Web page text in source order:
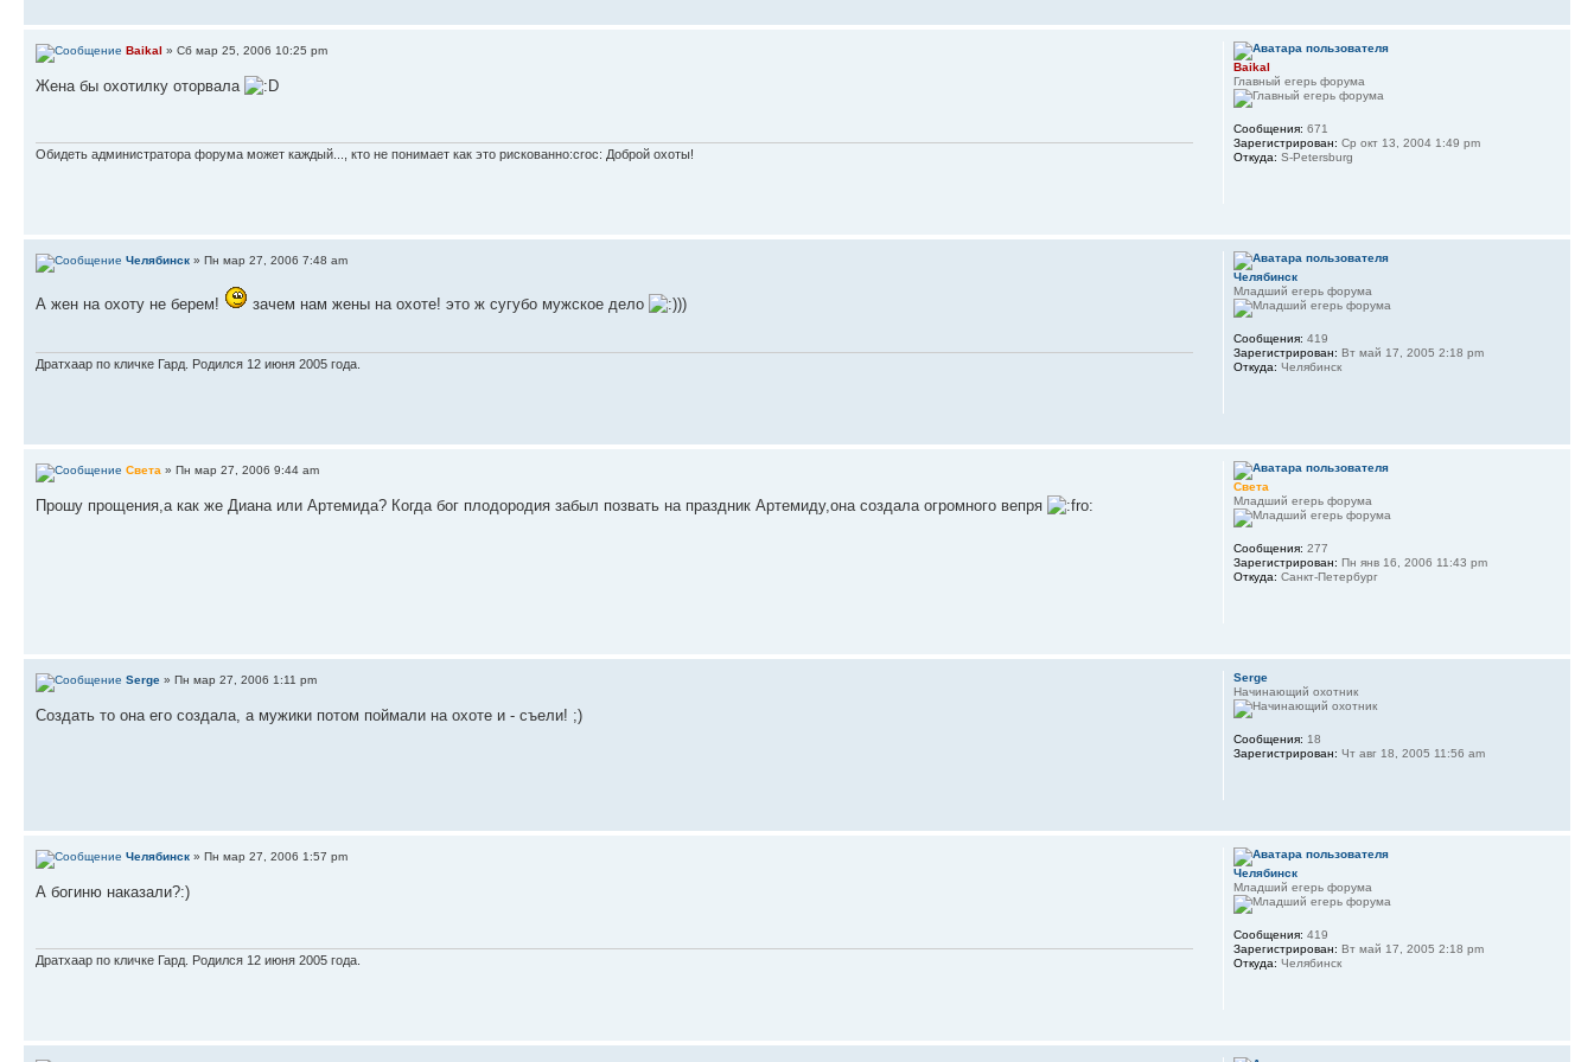
Baikal » Сб мар 25, 2006 10:25 pm
Жена бы охотилку оторвала
Обидеть администратора форума может каждый..., кто не понимает как это рискованно:croc: Доброй охоты!
Baikal
Главный егерь форума
Сообщения: 671
Зарегистрирован: Ср окт 13, 2004 1:49 pm
Откуда: S-Petersburg
Челябинск » Пн мар 27, 2006 7:48 am
А жен на охоту не берем! зачем нам жены на охоте! это ж сугубо мужское дело )
Дратхаар по кличке Гард. Родился 12 июня 2005 года.
Челябинск
Младший егерь форума
Сообщения: 419
Зарегистрирован: Вт май 17, 2005 2:18 pm
Откуда: Челябинск
Света » Пн мар 27, 2006 9:44 am
Прошу прощения,а как же Диана или Артемида? Когда бог плодородия забыл позвать на праздник Артемиду,она создала огромного вепря
Света
Младший егерь форума
Сообщения: 277
Зарегистрирован: Пн янв 16, 2006 11:43 pm
Откуда: Санкт-Петербург
Serge » Пн мар 27, 2006 1:11 pm
Создать то она его создала, а мужики потом поймали на охоте и - съели! ;)
Serge
Начинающий охотник
Сообщения: 18
Зарегистрирован: Чт авг 18, 2005 11:56 am
Челябинск » Пн мар 27, 2006 1:57 pm
А богиню наказали?:)
Дратхаар по кличке Гард. Родился 12 июня 2005 года.
Челябинск
Младший егерь форума
Сообщения: 419
Зарегистрирован: Вт май 17, 2005 2:18 pm
Откуда: Челябинск